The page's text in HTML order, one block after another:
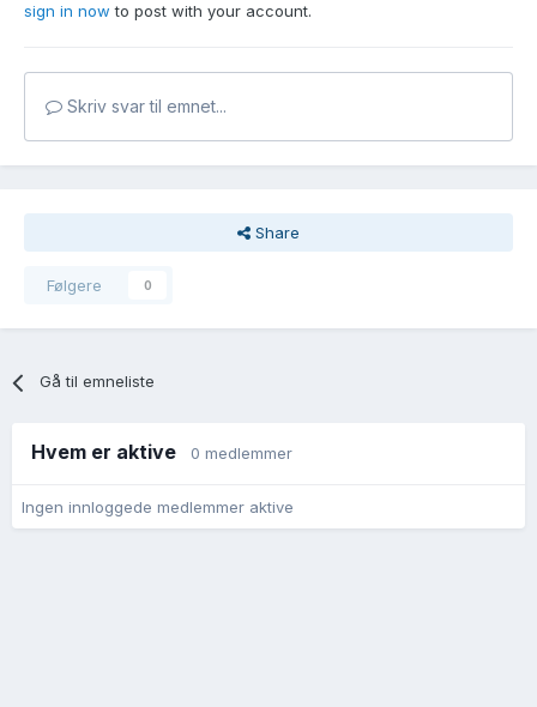
sign in now to post with your account.
Skriv svar til emnet...
Share
Følgere 0
Gå til emneliste
Hvem er aktive 0 medlemmer
Ingen innloggede medlemmer aktive